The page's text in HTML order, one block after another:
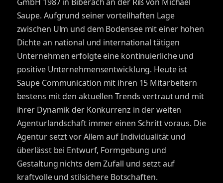
Saupe. Aufgrund seiner vorteilhaften Lage
zwischen Ulm und dem Bodensee mit einer hohen
Dichte an national und international tätigen
Unternehmen erfolgte eine kontinuierliche und
positive Unternehmensentwicklung. Heute ist
Saupe Communication mit ihren 15 Mitarbeitern
bestens mit den aktuellen Trends vertraut und mit
ihrer Dynamik der Konkurrenz in der weiten
Agenturlandschaft immer einen Schritt voraus. Die
Agentur setzt vor Allem auf Individualität und
überlässt bei Entwurf, Formgebung und
Gestaltung nichts dem Zufall und setzt auf
kraftvolle und stilsichere Botschaften.